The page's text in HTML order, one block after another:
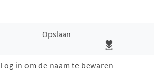
Opslaan
Log in om de naam te bewaren